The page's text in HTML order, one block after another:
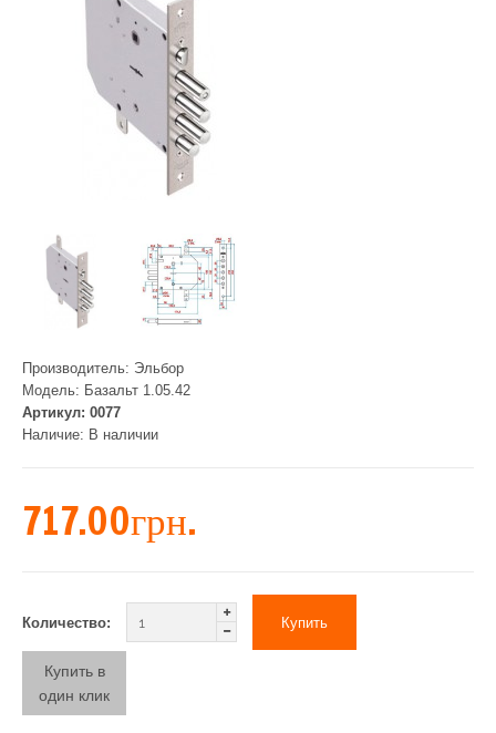
Производитель: Эльбор
Модель: Базальт 1.05.42
Артикул: 0077
Наличие: В наличии
717.00грн.
Количество:
Купить в
один клик